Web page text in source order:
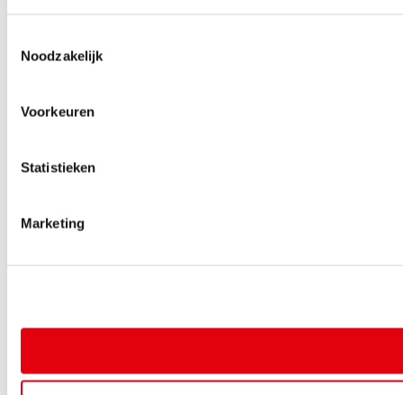
Noodzakelijk
Voorkeuren
Statistieken
Marketing